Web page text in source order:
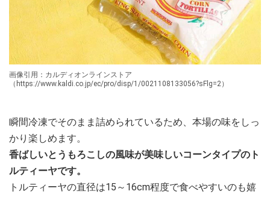
画像引用：カルディオンラインストア
（https://www.kaldi.co.jp/ec/pro/disp/1/0021108133056?sFlg=2）
瞬間冷凍でそのまま詰められているため、本場の味をしっ
かり楽しめます。
香ばしいとうもろこしの風味が美味しいコーンタイプのト
ルティーヤです。
トルティーヤの直径は15～16cm程度で食べやすいのも嬉